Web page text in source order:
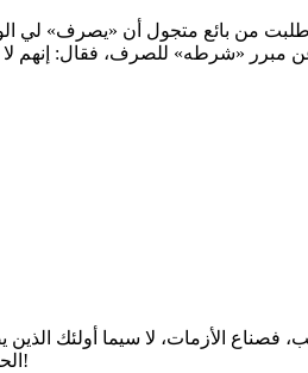
من بائع متجول أن «يصرف» لي
مبرر «شرطه» للصرف، فقال: إنهم لا
فصناع الأزمات، لا سيما أولئك
الحماقات، ويضع لها حدا، أهمها المنع من السفر، لسنوات، مع بعض الأشغال الشاقة كالقيام باستقبال جيد للضيوف في جميع مطارات البلاد!